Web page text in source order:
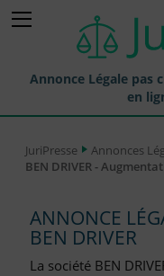
Annonce Légale pas
en
Annonces Légales
Journaux Habilités (JAL)
Départements pour la
JuriPresse
Annonces
BEN DRIVER -
ANNONCE
BEN DRIVER
La société BEN